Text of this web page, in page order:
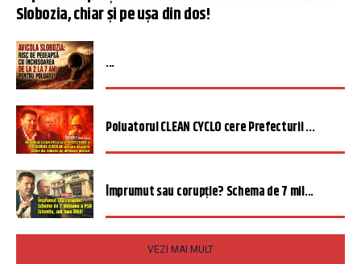
Slobozia, chiar și pe ușa din dos!
...
Poluatorul CLEAN CYCLO cere Prefecturii ...
Împrumut sau corupție? Schema de 7 mil...
VEZI MAI MULT